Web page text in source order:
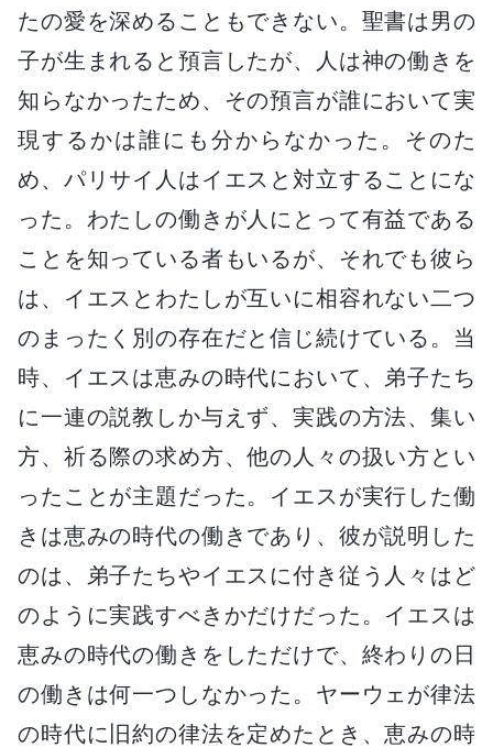
たの愛を深めることもできない。聖書は男の
子が生まれると預言したが、人は神の働きを
知らなかったため、その預言が誰において実
現するかは誰にも分からなかった。そのた
め、パリサイ人はイエスと対立することにな
った。わたしの働きが人にとって有益である
ことを知っている者もいるが、それでも彼ら
は、イエスとわたしが互いに相容れない二つ
のまったく別の存在だと信じ続けている。当
時、イエスは恵みの時代において、弟子たち
に一連の説教しか与えず、実践の方法、集い
方、祈る際の求め方、他の人々の扱い方とい
ったことが主題だった。イエスが実行した働
きは恵みの時代の働きであり、彼が説明した
のは、弟子たちやイエスに付き従う人々はど
のように実践すべきかだけだった。イエスは
恵みの時代の働きをしただけで、終わりの日
の働きは何一つしなかった。ヤーウェが律法
の時代に旧約の律法を定めたとき、恵みの時